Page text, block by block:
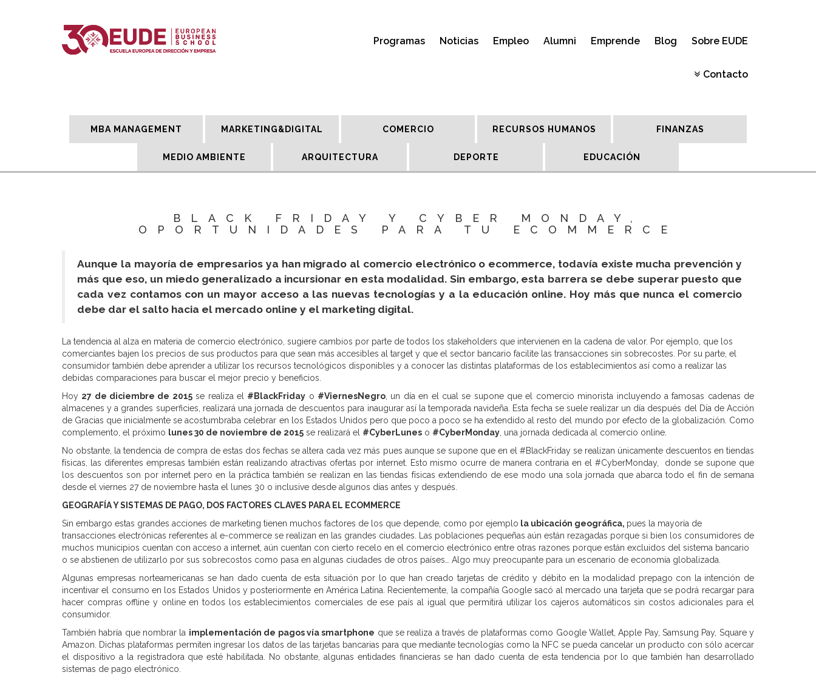
Programas Noticias Empleo Alumni Emprende Blog Sobre EUDE
Contacto
MBA MANAGEMENT MARKETING&DIGITAL COMERCIO RECURSOS HUMANOS FINANZAS
MEDIO AMBIENTE ARQUITECTURA DEPORTE EDUCACIÓN
BLACK FRIDAY Y CYBER MONDAY,
OPORTUNIDADES PARA TU ECOMMERCE
Aunque la mayoría de empresarios ya han migrado al comercio electrónico o ecommerce, todavía existe mucha prevención y
más que eso, un miedo generalizado a incursionar en esta modalidad. Sin embargo, esta barrera se debe superar puesto que
cada vez contamos con un mayor acceso a las nuevas tecnologías y a la educación online. Hoy más que nunca el comercio
debe dar el salto hacia el mercado online y el marketing digital.
La tendencia al alza en materia de comercio electrónico, sugiere cambios por parte de todos los stakeholders que intervienen en la cadena de valor. Por ejemplo, que los
comerciantes bajen los precios de sus productos para que sean más accesibles al target y que el sector bancario facilite las transacciones sin sobrecostes. Por su parte, el
consumidor también debe aprender a utilizar los recursos tecnológicos disponibles y a conocer las distintas plataformas de los establecimientos así como a realizar las
debidas comparaciones para buscar el mejor precio y beneficios.
Hoy 27 de diciembre de 2015se realiza el #BlackFriday o #ViernesNegro , un día en el cual se supone que el comercio minorista incluyendo a famosas cadenas de
almacenes y a grandes superficies, realizará una jornada de descuentos para inaugurar así la temporada navideña. Esta fecha se suele realizar un día después del Día de Acción
de Gracias que inicialmente se acostumbraba celebrar en los Estados Unidos pero que poco a poco se ha extendido al resto del mundo por efecto de la globalización. Como
complemento, el próximo lunes 30 de noviembre de 2015 se realizará el #CyberLunes o #CyberMonday , una jornada dedicada al comercio online.
No obstante, la tendencia de compra de estas dos fechas se altera cada vez más pues aunque se supone que en el #BlackFriday se realizan únicamente descuentos en tiendas
físicas, las diferentes empresas también están realizando atractivas ofertas por internet. Esto mismo ocurre de manera contraria en el #CyberMonday, donde se supone que
los descuentos son por internet pero en la práctica también se realizan en las tiendas físicas extendiendo de ese modo una sola jornada que abarca todo el fin de semana
desde el viernes 27 de noviembre hasta el lunes 30 o inclusive desde algunos días antes y después.
GEOGRAFÍA Y SISTEMAS DE PAGO, DOS FACTORES CLAVES PARA EL ECOMMERCE
Sin embargo estas grandes acciones de marketing tienen muchos factores de los que depende, como por ejemplo la ubicación geográfica, pues la mayoría de
transacciones electrónicas referentes al e-commerce se realizan en las grandes ciudades. Las poblaciones pequeñas aún están rezagadas porque si bien los consumidores de
muchos municipios cuentan con acceso a internet, aún cuentan con cierto recelo en el comercio electrónico entre otras razones porque están excluidos del sistema bancario
o se abstienen de utilizarlo por sus sobrecostos como pasa en algunas ciudades de otros países… Algo muy preocupante para un escenario de economía globalizada.
Algunas empresas norteamericanas se han dado cuenta de esta situación por lo que han creado tarjetas de crédito y débito en la modalidad prepago con la intención de
incentivar el consumo en los Estados Unidos y posteriormente en América Latina. Recientemente, la compañía Google sacó al mercado una tarjeta que se podrá recargar para
hacer compras offline y online en todos los establecimientos comerciales de ese país al igual que permitirá utilizar los cajeros automáticos sin costos adicionales para el
consumidor.
También habría que nombrar la implementación de pagos vía smartphone que se realiza a través de plataformas como Google Wallet, Apple Pay, Samsung Pay, Square y
Amazon. Dichas plataformas permiten ingresar los datos de las tarjetas bancarias para que mediante tecnologías como la NFC se pueda cancelar un producto con sólo acercar
el dispositivo a la registradora que esté habilitada. No obstante, algunas entidades financieras se han dado cuenta de esta tendencia por lo que también han desarrollado
sistemas de pago electrónico.